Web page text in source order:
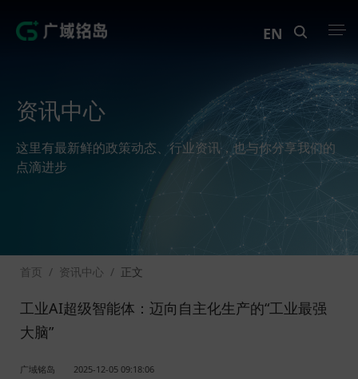
解决方案
案例中心
关于Geega
EN
资讯中心
这里有最新鲜的政策动态、行业资讯，也与你分享我们的
点滴进步
首页 / 资讯中心 / 正文
工业AI超级智能体：迈向自主化生产的“工业最强
大脑”
广域铭岛 2025-12-05 09:18:06